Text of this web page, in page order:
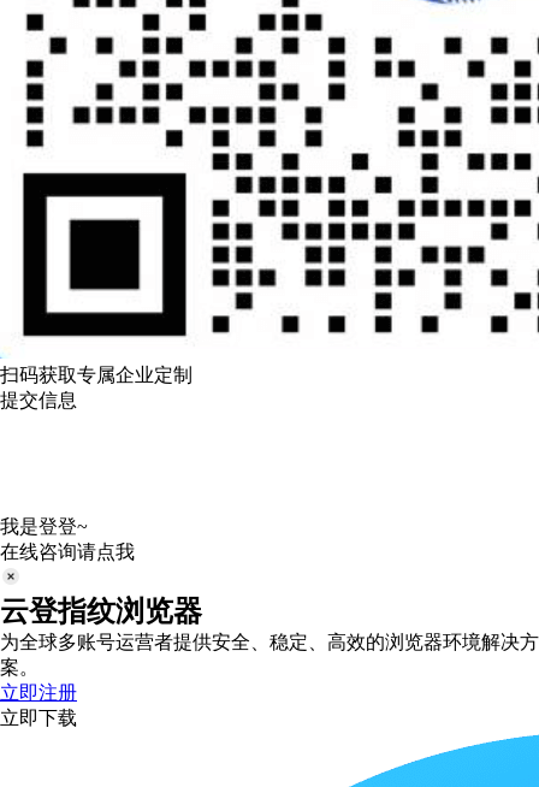
扫码获取专属企业定制
提交信息
我是登登~
在线咨询请点我
云登指纹浏览器
为全球多账号运营者提供安全、稳定、高效的浏览器环境解决方
案。
立即注册
立即下载